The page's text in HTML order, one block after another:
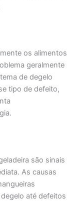
os alimentos
geralmente
de degelo
tipo de defeito,
são sinais
As causas
até defeitos